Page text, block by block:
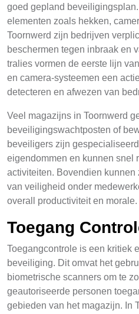
goed gepland
elementen zoals hekken,
Toornwerd zijn bedrijven
beschermen tegen inbraak en
tralies vormen de eerste lijn
en camera-systeemen een
detecteren en afwezen van
Veel magazijns in Toornwerd
beveiligingswachtposten of
beveiligers zijn
eigendommen en kunnen snel
activiteiten. Bovendien kunnen
van veiligheid onder
overall productiviteit en morale.
Toegang
Toegangcontrole is een kritiek
beveiliging. Dit omvat het
biometrische scanners om te
geautoriseerde personen
gebieden van het magazijn. In